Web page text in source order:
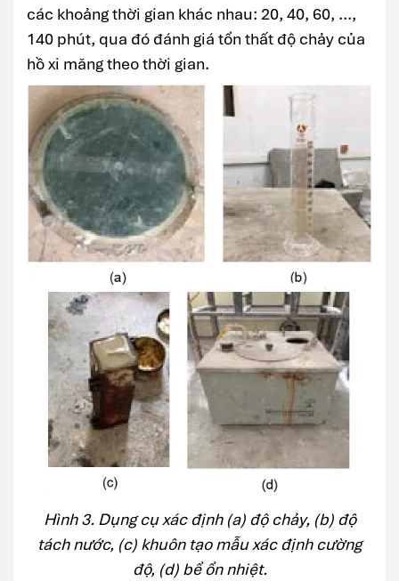
các khoảng thời gian khác nhau: 20, 40, 60, ...,
140 phút, qua đó đánh giá tổn thất độ chảy của
hồ xi măng theo thời gian.
Hình 3. Dụng cụ xác định (a) độ chảy, (b) độ
tách nước, (c) khuôn tạo mẫu xác định cường
độ, (d) bể ổn nhiệt.